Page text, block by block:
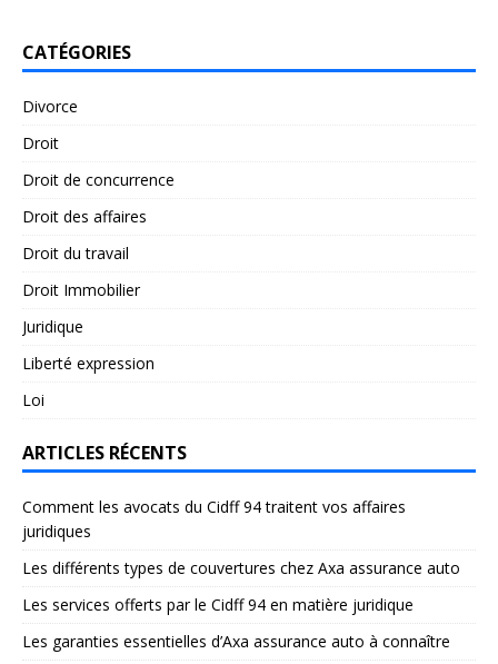
CATÉGORIES
Divorce
Droit
Droit de concurrence
Droit des affaires
Droit du travail
Droit Immobilier
Juridique
Liberté expression
Loi
ARTICLES RÉCENTS
Comment les avocats du Cidff 94 traitent vos affaires
juridiques
Les différents types de couvertures chez Axa assurance auto
Les services offerts par le Cidff 94 en matière juridique
Les garanties essentielles d’Axa assurance auto à connaître